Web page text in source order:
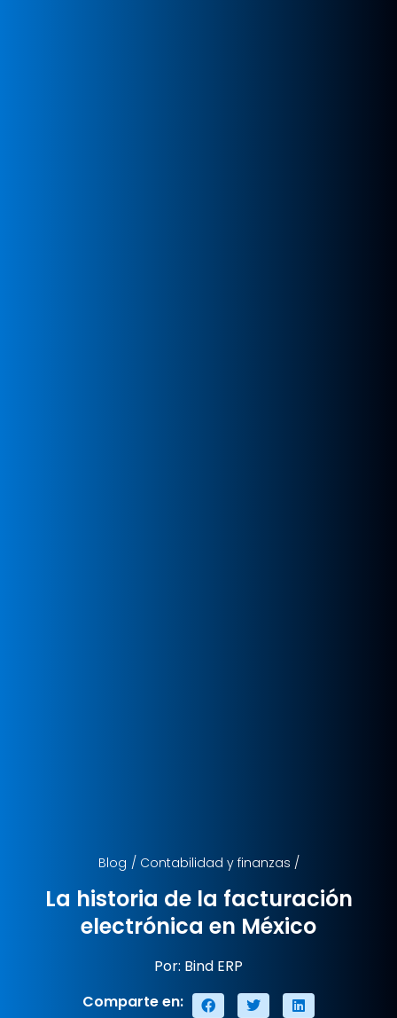
Blog / Contabilidad y finanzas /
La historia de la facturación
electrónica en México
Por: Bind ERP
Comparte en: